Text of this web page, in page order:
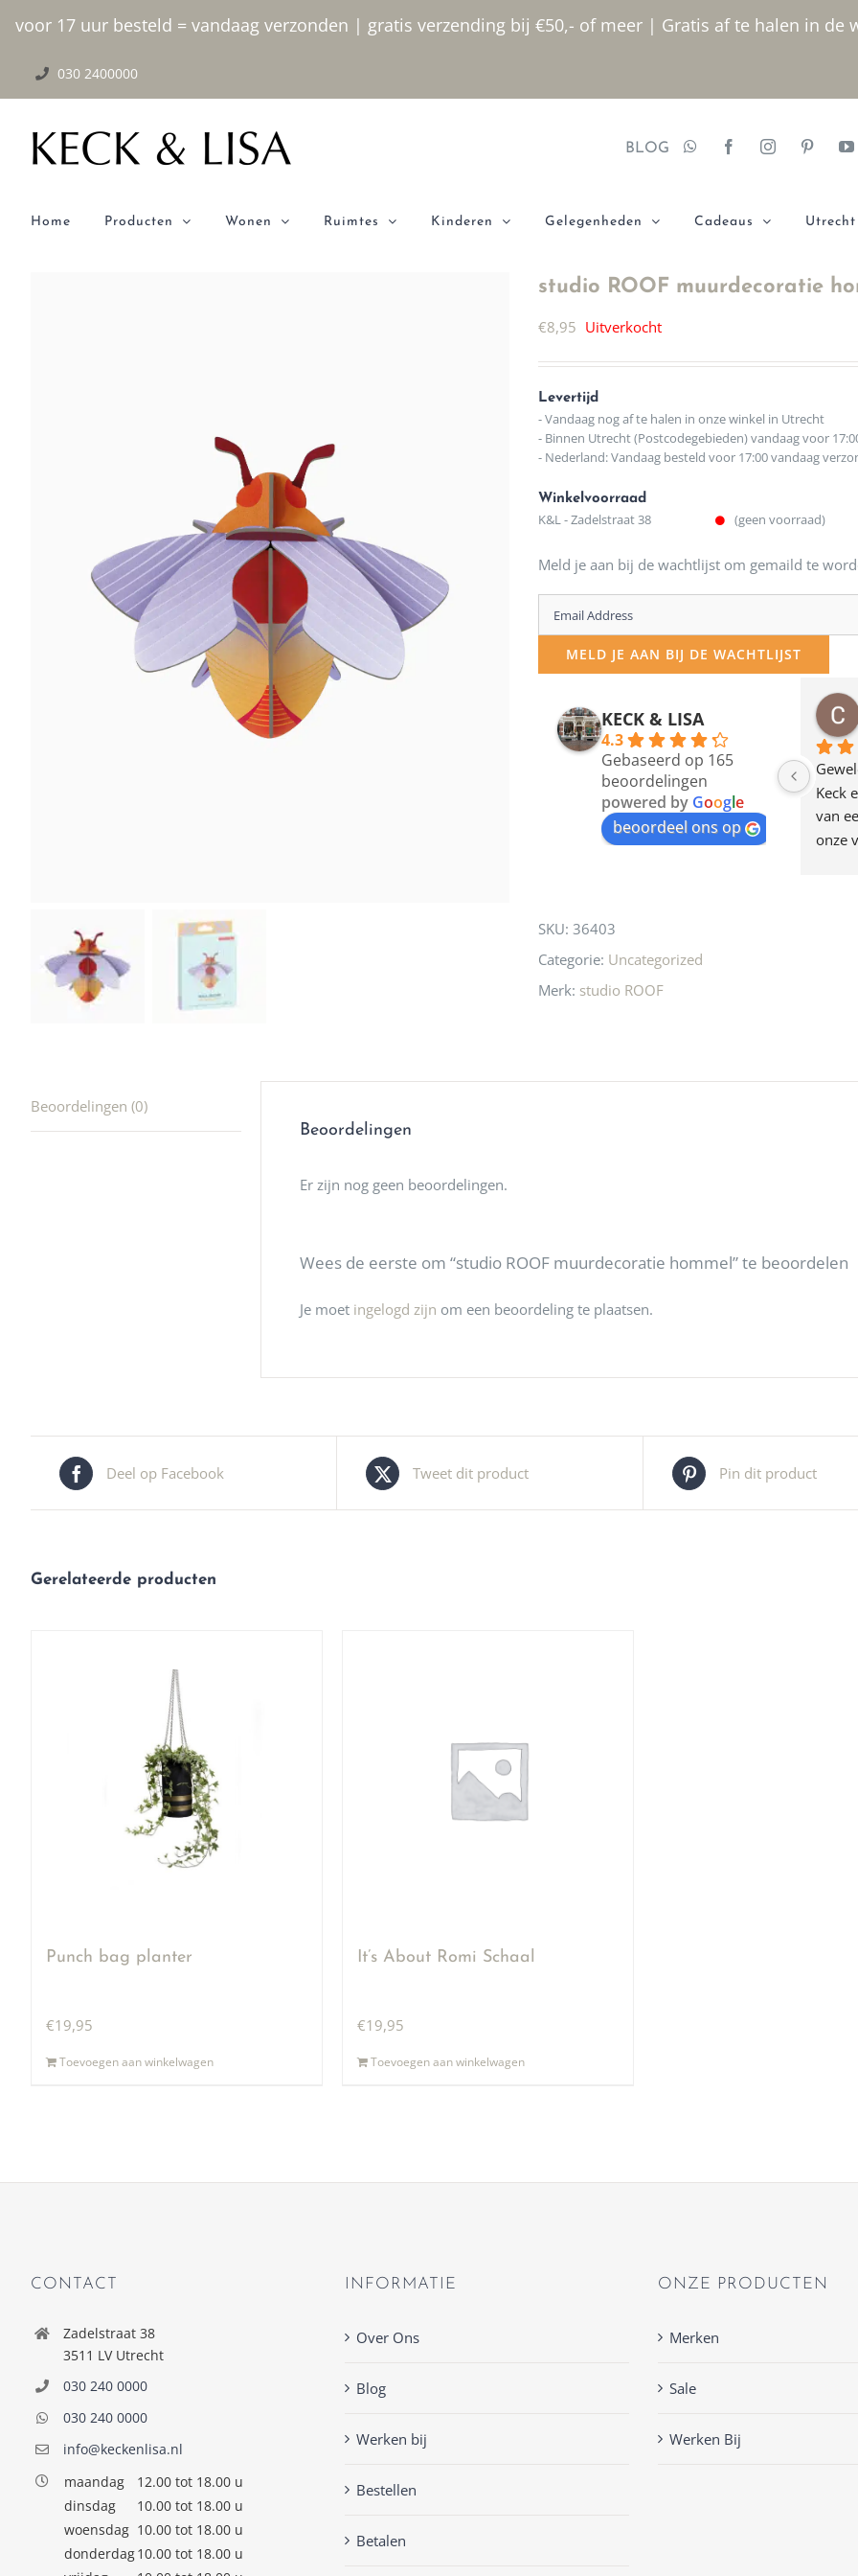
voor 17 uur besteld = vandaag verzonden | gratis verzending bij €50,- of meer | Gratis af te halen in
inhoud
030 2400000
BLOG
Home Producten Wonen Ruimtes Kinderen Gelegenheden Cadeaus Utrecht
studio ROOF muurdecoratie
€8,95 Uitverkocht
Levertijd
- Vandaag nog af te halen in onze winkel in Utrecht
- Binnen Utrecht (Postcodegebieden) vandaag voor
- Nederland: Vandaag besteld voor 17:00 vandaag
Winkelvoorraad
K&L - Zadelstraat 38 (geen voorraad)
Meld je aan bij de wachtlijst om gemaild te
Enter
your
email
MELD JE AAN BIJ DE WACHTLIJST
KECK & LISA
4.3
Gebaseerd op 165
beoordelingen
powered by Google
beoordeel ons op
ook heel aardig en gezellig
12 maanden geleden
Waarom in hemelsnaam
de woonwinkel op de
klippen  laten lopen? Waar
moeten nu de design
Keck
van
onze
SKU: 36403
Categorie: Uncategorized
Merk: studio ROOF
Beoordelingen (0)
Beoordelingen
Er zijn nog geen beoordelingen.
Wees de eerste om “studio ROOF muurdecoratie hommel” te beoordelen
Je moet ingelogd zijn om een beoordeling te plaatsen.
Deel op Facebook Tweet dit product Pin dit product
Gerelateerde producten
Punch bag planter
€19,95
Toevoegen aan winkelwagen
It’s About Romi Schaal
€19,95
Toevoegen aan winkelwagen
CONTACT
Zadelstraat 38
3511 LV Utrecht
030 240 0000
030 240 0000
info@keckenlisa.nl
maandag
12.00 tot 18.00 u
dinsdag
10.00 tot 18.00 u
woensdag 10.00 tot 18.00 u
donderdag10.00 tot 18.00 u
INFORMATIE
Over Ons
Blog
Werken bij
Bestellen
Betalen
ONZE PRODUCTEN
Merken
Sale
Werken Bij